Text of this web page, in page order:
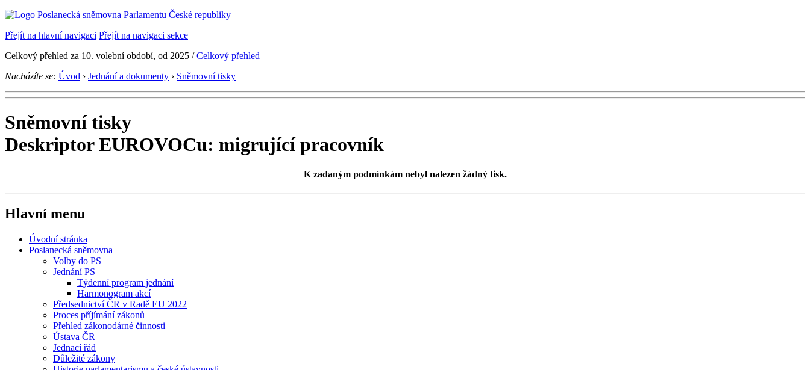
Přejít na hlavní navigaci Přejít na navigaci sekce
Celkový přehled za 10. volební období, od 2025 /Celkový přehled
Nacházíte se: Úvod › Jednání a dokumenty › Sněmovní tisky
Sněmovní tisky
Deskriptor EUROVOCu: migrující pracovník
K zadaným podmínkám nebyl nalezen žádný tisk.
Hlavní menu
Úvodní stránka
Poslanecká sněmovna
Volby do PS
Jednání PS
Týdenní program jednání
Harmonogram akcí
Předsednictví ČR v Radě EU 2022
Proces příjímání zákonů
Přehled zákonodárné činnosti
Ústava ČR
Jednací řád
Důležité zákony